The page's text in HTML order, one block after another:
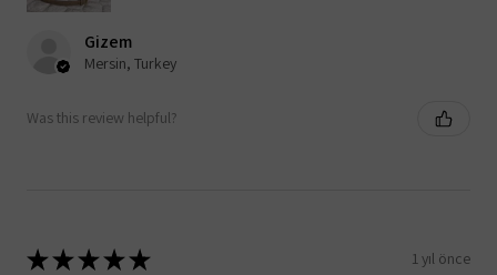
Gizem
Mersin, Turkey
Was this review helpful?
★★★★★ 1 yıl önce